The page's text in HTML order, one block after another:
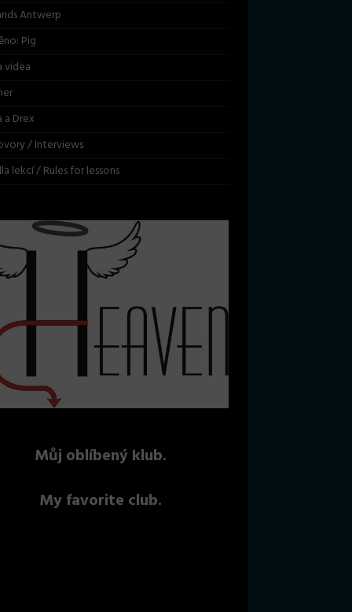
Antwerp
Pig
videa
a Drex
/ Interviews
lekcí / Rules for lessons
Můj oblíbený klub.
My favorite club.